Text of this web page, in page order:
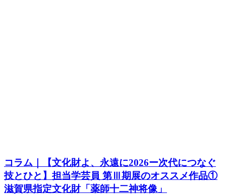
コラム｜【文化財よ、永遠に2026ー次代につなぐ
技とひと】担当学芸員 第Ⅲ期展のオススメ作品①
滋賀県指定文化財「薬師十二神将像」